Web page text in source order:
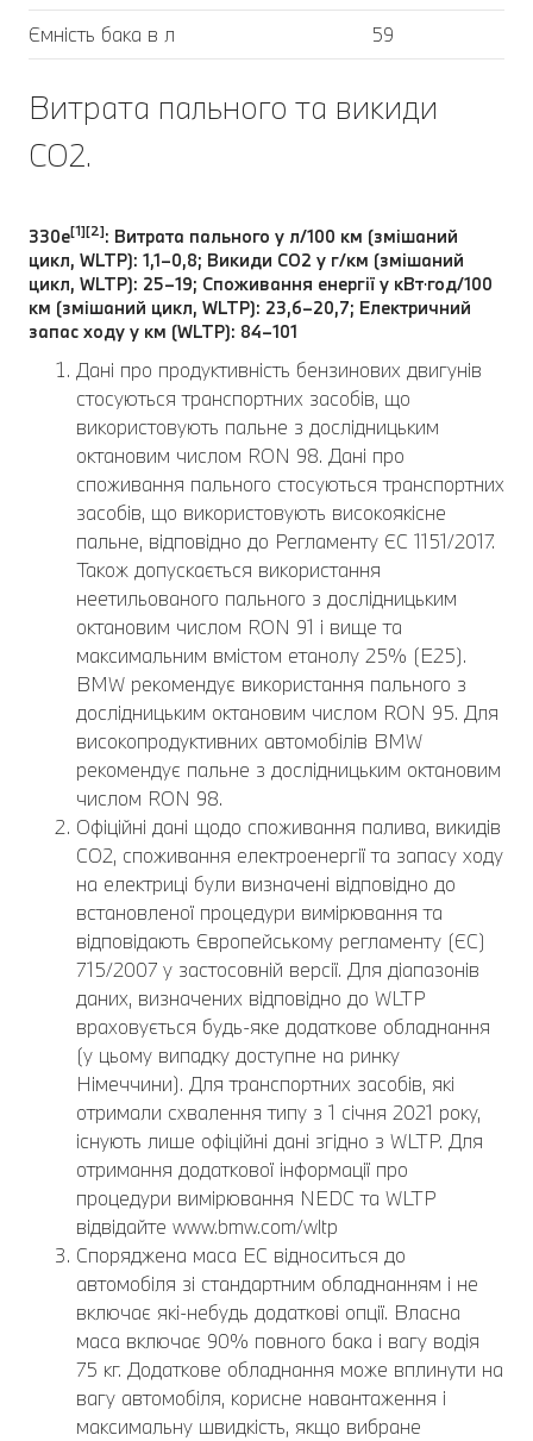
Ємність бака в л 59
Витрата пального та викиди
CO2.
330e[1][2]: Витрата пального у л/100 км (змішаний
цикл, WLTP): 1,1–0,8; Викиди CO2 у г/км (змішаний
цикл, WLTP): 25–19; Споживання енергії у кВт⋅год/100
км (змішаний цикл, WLTP): 23,6–20,7; Електричний
запас ходу у км (WLTP): 84–101
Дані про продуктивність бензинових двигунів
стосуються транспортних засобів, що
використовують пальне з дослідницьким
октановим числом RON 98. Дані про
споживання пального стосуються транспортних
засобів, що використовують високоякісне
пальне, відповідно до Регламенту ЄС 1151/2017.
Також допускається використання
неетильованого пального з дослідницьким
октановим числом RON 91 і вище та
максимальним вмістом етанолу 25% (E25).
BMW рекомендує використання пального з
дослідницьким октановим числом RON 95. Для
високопродуктивних автомобілів BMW
рекомендує пальне з дослідницьким октановим
числом RON 98.
Офіційні дані щодо споживання палива, викидів
CO2, споживання електроенергії та запасу ходу
на електриці були визначені відповідно до
встановленої процедури вимірювання та
відповідають Європейському регламенту (ЄС)
715/2007 у застосовній версії. Для діапазонів
даних, визначених відповідно до WLTP
враховується будь-яке додаткове обладнання
(у цьому випадку доступне на ринку
Німеччини). Для транспортних засобів, які
отримали схвалення типу з 1 січня 2021 року,
існують лише офіційні дані згідно з WLTP. Для
отримання додаткової інформації про
процедури вимірювання NEDC та WLTP
відвідайте www.bmw.com/wltp
Споряджена маса EC відноситься до
автомобіля зі стандартним обладнанням і не
включає які-небудь додаткові опції. Власна
маса включає 90% повного бака і вагу водія
75 кг. Додаткове обладнання може вплинути на
вагу автомобіля, корисне навантаження і
максимальну швидкість, якщо вибране